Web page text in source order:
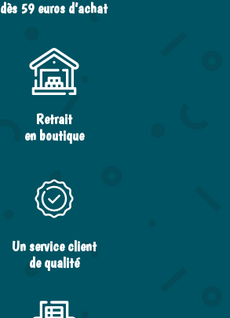
dès 59 euros d’achat
Retrait
en boutique
Un service client
de qualité